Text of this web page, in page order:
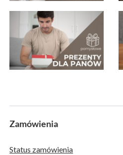
Zamówienia
Status zamówienia